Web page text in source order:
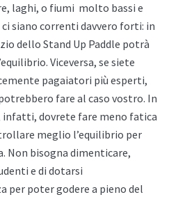
laghi, o fiumi molto bassi e
ci siano correnti davvero forti: in
dello Stand Up Paddle potrà
Viceversa, se siete
pagaiatori più esperti,
fare al caso vostro. In
infatti, dovrete fare meno fatica
meglio l’equilibrio per
Non bisogna dimenticare,
e di dotarsi
per poter godere a pieno del